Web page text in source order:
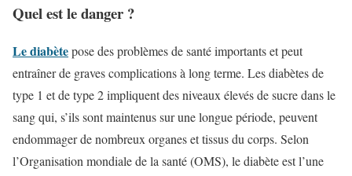
Quel est le danger ?
Le diabètepose des problèmes de santé importants et peut
entraîner de graves complications à long terme. Les diabètes de
type 1 et de type 2 impliquent des niveaux élevés de sucre dans le
sang qui, s’ils sont maintenus sur une longue période, peuvent
endommager de nombreux organes et tissus du corps. Selon
l’Organisation mondiale de la santé (OMS), le diabète est l’une